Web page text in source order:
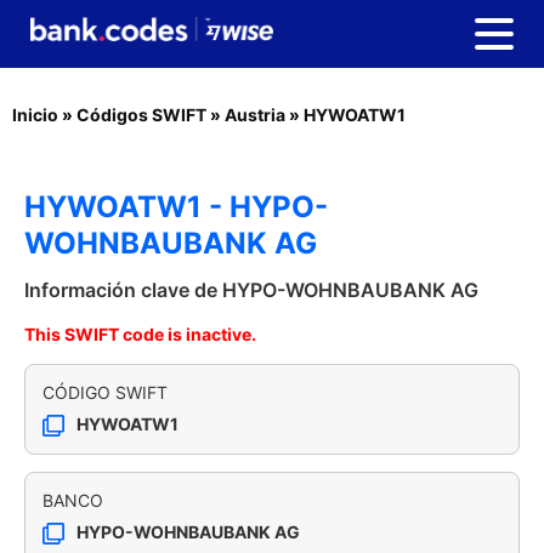
Inicio » Códigos SWIFT » Austria » HYWOATW1
HYWOATW1 - HYPO-
WOHNBAUBANK AG
Información clave de HYPO-WOHNBAUBANK AG
This SWIFT code is inactive.
CÓDIGO SWIFT
HYWOATW1
BANCO
HYPO-WOHNBAUBANK AG